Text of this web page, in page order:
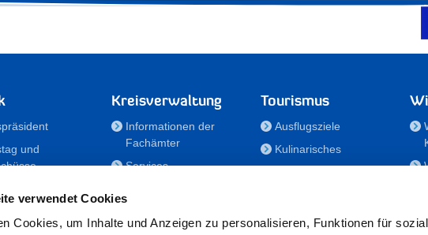
verwendet Cookies
Cookies, um Inhalte und Anzeigen zu personalisieren, Funktionen für
und
mit
Kreisverwaltung
Informationen der
Fachämter
Services
Nachwuchskräfte
Notdienste
Tourismus
Ausflugsziele
Kulinarisches
Veranstaltungen